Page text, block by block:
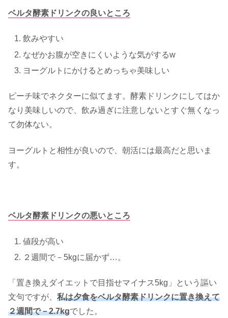
ベルタ酵素ドリンクの良いところ
飲みやすい
なぜかお腹が空きにくいような気がするw
ヨーグルトにかけるとめっちゃ美味しい
ピーチ味でネクターに似てます。酵素ドリンクにしてはか
なり美味しいので、飲み過ぎに注意しないとすぐ無くなっ
て勿体ない。
ヨーグルトと相性が良いので、朝活には最高だと思いま
す。
ベルタ酵素ドリンクの悪いところ
値段が高い
２週間で－5kgに届かず…。
「置き換えダイエットで目指せマイナス5kg」という謳い
文句ですが、 私は夕食をベルタ酵素ドリンクに置き換えて
２週間で－2.7kgでした。